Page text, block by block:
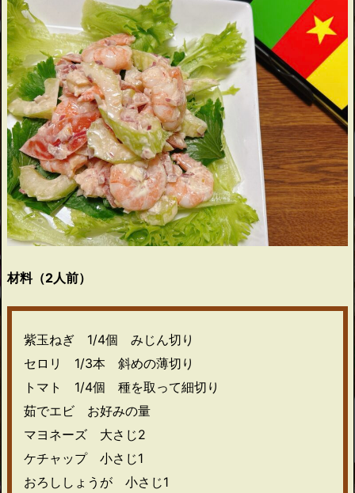
材料（2人前）
紫玉ねぎ 1/4個 みじん切り
セロリ 1/3本 斜めの薄切り
トマト 1/4個 種を取って細切り
茹でエビ お好みの量
マヨネーズ 大さじ2
ケチャップ 小さじ1
おろししょうが 小さじ1